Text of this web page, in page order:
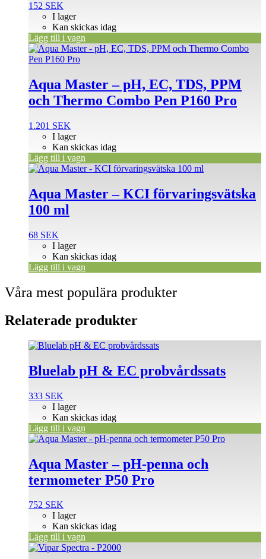
152 SEK
I lager
Kan skickas idag
Lägg till i vagn
Aqua Master – pH, EC, TDS, PPM
och Thermo Combo Pen P160 Pro
1.201 SEK
I lager
Kan skickas idag
Lägg till i vagn
Aqua Master – KCI förvaringsvätska
100 ml
68 SEK
I lager
Kan skickas idag
Lägg till i vagn
Våra mest populära produkter
Relaterade produkter
Bluelab pH & EC probvårdssats
333 SEK
I lager
Kan skickas idag
Lägg till i vagn
Aqua Master – pH-penna och
termometer P50 Pro
752 SEK
I lager
Kan skickas idag
Lägg till i vagn